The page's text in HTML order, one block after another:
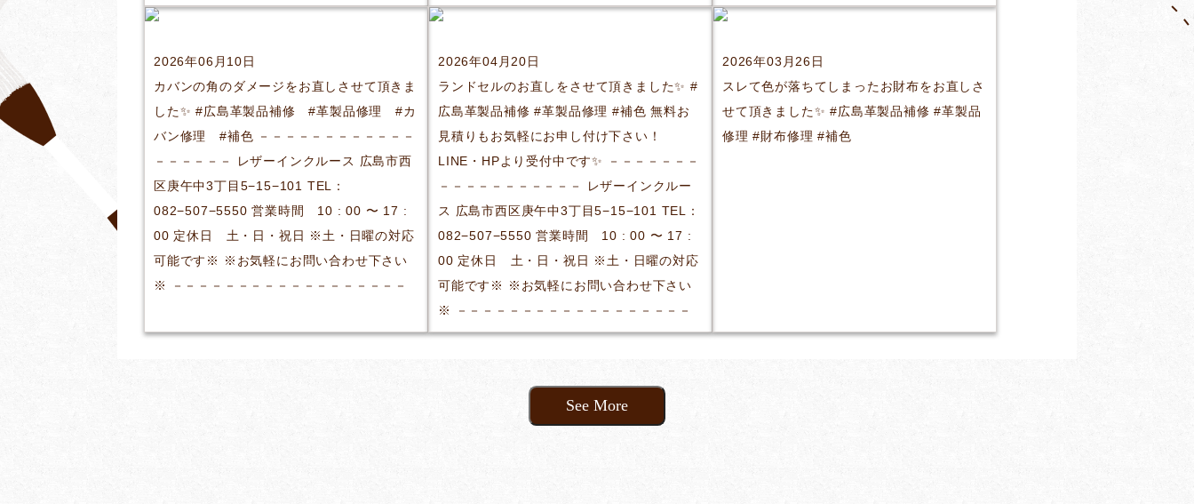
2026年06月10日
カバンの角のダメージをお直しさせて頂きま
した✨ #広島革製品補修 #革製品修理 #カ
バン修理 #補色 －－－－－－－－－－－－
－－－－－－ レザーインクルース 広島市西
区庚午中3丁目5−15−101 TEL：
082−507−5550 営業時間 10 : 00 〜 17 :
00 定休日 土・日・祝日 ※土・日曜の対応
可能です※ ※お気軽にお問い合わせ下さい
※ －－－－－－－－－－－－－－－－－－
2026年04月20日
ランドセルのお直しをさせて頂きました✨ #
広島革製品補修 #革製品修理 #補色 無料お
見積りもお気軽にお申し付け下さい！
LINE・HPより受付中です✨ －－－－－－－
－－－－－－－－－－－ レザーインクルー
ス 広島市西区庚午中3丁目5−15−101 TEL：
082−507−5550 営業時間 10 : 00 〜 17 :
00 定休日 土・日・祝日 ※土・日曜の対応
可能です※ ※お気軽にお問い合わせ下さい
※ －－－－－－－－－－－－－－－－－－
2026年03月26日
スレて色が落ちてしまったお財布をお直しさ
せて頂きました✨ #広島革製品補修 #革製品
修理 #財布修理 #補色
See More